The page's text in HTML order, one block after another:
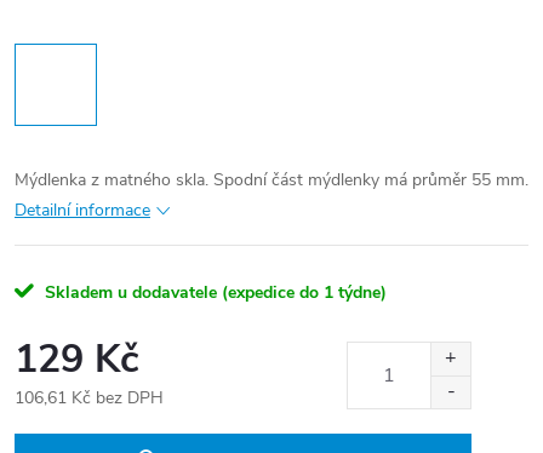
Mýdlenka z matného skla. Spodní část mýdlenky má průměr 55 mm.
Detailní informace
Skladem u dodavatele (expedice do 1 týdne)
129 Kč
106,61 Kč bez DPH